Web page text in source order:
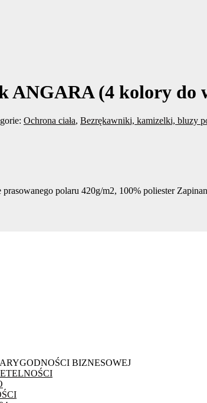
ANGARA (4 kolory do
Ochrona ciała, Bezrękawniki, kamizelki, bluzy
polaru 420g/m2, 100% poliester
BIZNESOWEJ